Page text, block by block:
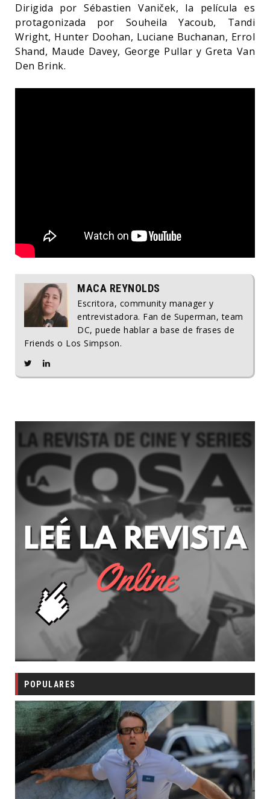
Dirigida por Sébastien Vaniček, la película es
protagonizada por Souheila Yacoub, Tandi
Wright, Hunter Doohan, Luciane Buchanan, Errol
Shand, Maude Davey, George Pullar y Greta Van
Den Brink.
MACA REYNOLDS
Escritora, community manager y
entrevistadora. Fan de Superman, team
DC, puede hablar a base de frases de
Friends o Los Simpson.
POPULARES